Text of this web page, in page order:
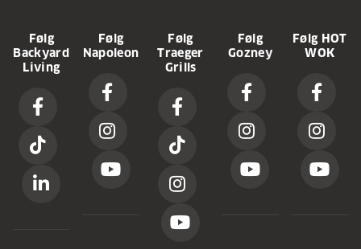
Følg
Backyard
Living
Følg
Napoleon
Følg
Traeger
Grills
Følg
Gozney
Følg HOT
WOK